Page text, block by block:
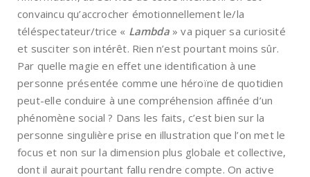
convaincu qu’accrocher émotionnellement le/la
téléspectateur/trice « Lambda» va piquer sa curiosité
et susciter son intérêt. Rien n’est pourtant moins sûr.
Par quelle magie en effet une identification à une
personne présentée comme une héroïne de quotidien
peut-elle conduire à une compréhension affinée d’un
phénomène social ? Dans les faits, c’est bien sur la
personne singulière prise en illustration que l’on met le
focus et non sur la dimension plus globale et collective,
dont il aurait pourtant fallu rendre compte. On active